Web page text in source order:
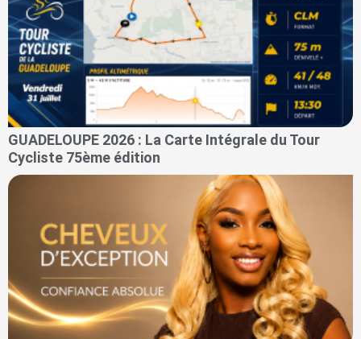
GUADELOUPE 2026 : La Carte Intégrale du Tour
Cycliste 75ème édition